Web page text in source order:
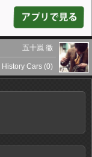
五十嵐 徹
History Cars (0)